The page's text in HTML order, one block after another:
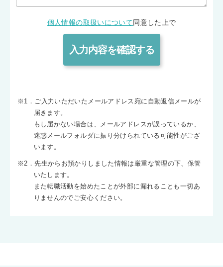
個人情報の取扱いについて 同意した上で
※1．ご入力いただいたメールアドレス宛に自動返信メールが
届きます。
もし届かない場合は、メールアドレスが誤っているか、
迷惑メールフォルダに振り分けられている可能性がござ
います。
※2．先生からお預かりしました情報は厳重な管理の下、保管
いたします。
また転職活動を始めたことが外部に漏れることも一切あ
りませんのでご安心ください。